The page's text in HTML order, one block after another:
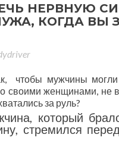
НЕРВНУЮ
КОГДА ВЫ
чтобы мужчины
своими женщинами, не
за руль?
который
стремился